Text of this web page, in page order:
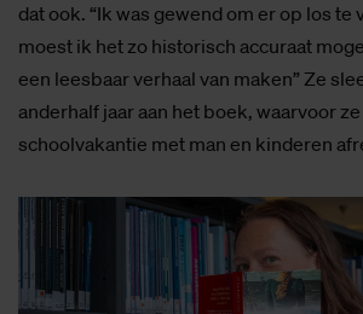
dat ook. “Ik was gewend om er op los te
moest ik het zo historisch accuraat
een leesbaar verhaal van maken” Ze
anderhalf jaar aan het boek, waarvoor
schoolvakantie met man en kinderen